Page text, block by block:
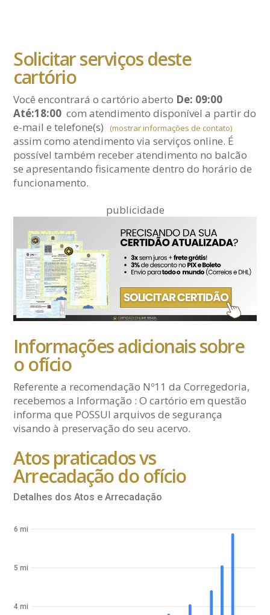
Solicitar serviços deste
cartório
Você encontrará o cartório aberto De: 09:00
Até:18:00 com atendimento disponível a partir do
e-maile telefone(s) (mostrar informações de contato)
assim como atendimento via serviços online. É
possível também receber atendimento no balcão
se apresentando fisicamente dentro do horário de
funcionamento.
publicidade
Informações adicionais sobre
o ofício
Referente a recomendação Nº11 da Corregedoria,
recebemos a Informação : O cartório em questão
informa que POSSUI arquivos de segurança
visando à preservação do seu acervo.
Atos praticados vs
Arrecadação do ofício
Detalhes dos Atos e Arrecadação
4 mi
5 mi
6 mi